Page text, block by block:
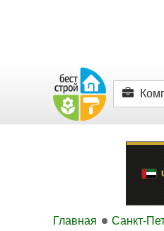
Главная Санкт-